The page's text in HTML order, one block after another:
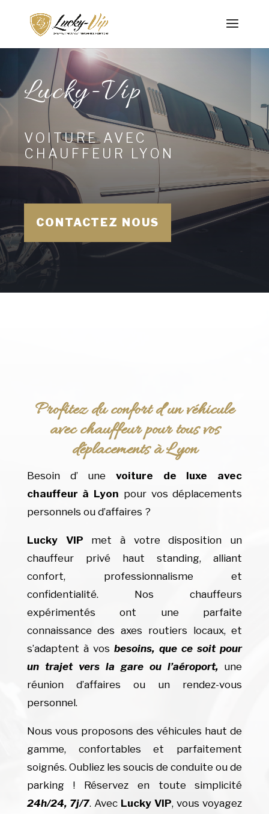
Lucky-Vip
VOITURE AVEC
CHAUFFEUR LYON
CONTACTEZ NOUS
Profitez du confort d’un véhicule
avec chauffeur pour tous vos
déplacements à Lyon
Besoin d’ une voiture de luxe avec
chauffeur à Lyon pour vos déplacements
personnels ou d’affaires ?
Lucky VIP met à votre disposition un
chauffeur privé haut standing, alliant
confort, professionnalisme et
confidentialité. Nos chauffeurs
expérimentés ont une parfaite
connaissance des axes routiers locaux, et
s’adaptent à vosbesoins, que ce soit pour
un trajet vers la gare ou l’aéroport, une
réunion d’affaires ou un rendez-vous
personnel.
Nous vous proposons des véhicules haut de
gamme, confortables et parfaitement
soignés. Oubliez les soucis de conduite ou de
parking ! Réservez en toute simplicité
24h/24, 7j/7. Avec Lucky VIP, vous voyagez